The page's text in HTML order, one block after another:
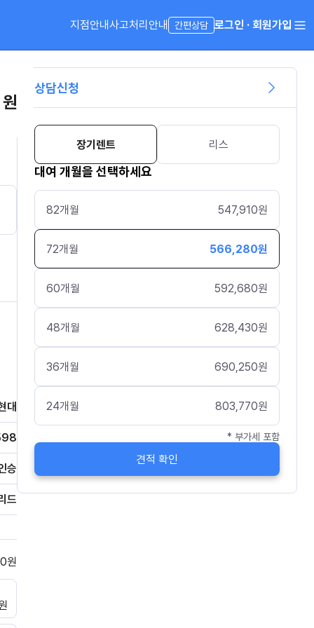
지점안내사고처리안내 간편상담 로그인 · 회원가입
대
승
드
0원
상담신청
장기렌트 리스
대여 개월을 선택하세요
82개월 547,910원
72개월 566,280원
60개월 592,680원
48개월 628,430원
36개월 690,250원
24개월 803,770원
* 부가세 포함
견적 확인